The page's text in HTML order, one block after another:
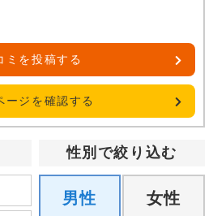
ミを投稿する
ージを確認する
性別で絞り込む
男性 女性